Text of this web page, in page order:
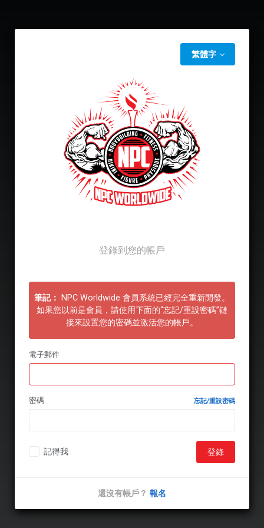
繁體字
登錄到您的帳戶
筆記：
NPC Worldwide 會員系統已經完全重新開發。
如果您以前是會員，請使用下面的“忘記/重設密碼”鏈
接來設置您的密碼並激活您的帳戶。
電子郵件
密碼 忘記/重設密碼
記得我 登錄
還沒有帳戶？ 報名